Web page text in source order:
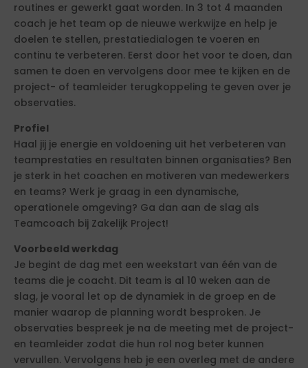
routines er gewerkt gaat worden. In 3 tot 4 maanden
coach je het team op de nieuwe werkwijze en help je
doelen te stellen, prestatiedialogen te voeren en
continu te verbeteren. Eerst door het voor te doen, dan
samen te doen en vervolgens door mee te kijken en de
project- of teamleider terugkoppeling te geven over je
observaties.
Profiel
Haal jij je energie en voldoening uit het verbeteren van
teamprestaties en resultaten binnen organisaties? Ben
je sterk in het coachen en motiveren van medewerkers
en teams? Werk je graag in een dynamische,
operationele omgeving? Ga dan aan de slag als
Teamcoach bij Zakelijk Project!
Voorbeeld werkdag
Je begint de dag met een weekstart van één van de
teams die je coacht. Dit team is al 10 weken aan de
slag, je vooral let op de dynamiek in de groep en de
manier waarop de planning wordt besproken. Je
observaties bespreek je na de meeting met de project-
en teamleider zodat die hun rol nog beter kunnen
vervullen. Vervolgens heb je een overleg met de andere